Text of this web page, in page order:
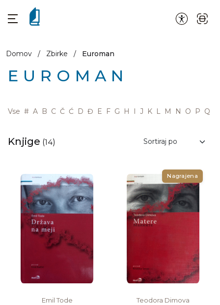
Domov / Zbirke / Euroman
EUROMAN
Vse # A B C Č Ć D Đ E F G H I J K L M N O P Q
Knjige (14)
Emil Tode
Nagrajena
Teodora Dimova